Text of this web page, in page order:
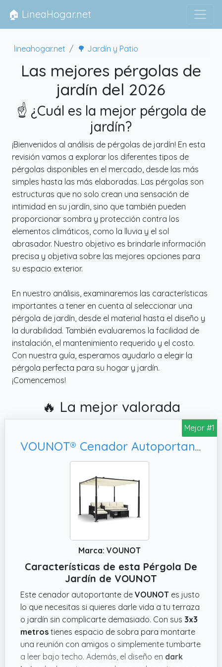
🏠 LineaHogar.net
lineahogar.net 🌳 Jardín y Patio
Las mejores pérgolas de
jardín del 2026
☝️ ¿Cuál es la mejor pérgola de
jardín?
¡Bienvenidos al análisis de pérgolas de jardín! En esta
revisión vamos a explorar los diferentes tipos de
pérgolas disponibles en el mercado, desde las más
simples hasta las más elaboradas. Las pérgolas son
estructuras que no solo crean una sensación de
intimidad en su jardín, sino que también pueden
proporcionar sombra y protección contra los
elementos climáticos, como la lluvia y el sol
abrasador. Nuestro objetivo es brindarle información
precisa y objetiva sobre las mejores opciones para
su espacio exterior.
En nuestro análisis, examinaremos las características
importantes a tener en cuenta al seleccionar una
pérgola de jardín, desde el material hasta el diseño y
la durabilidad. También evaluaremos la facilidad de
instalación, el mantenimiento requerido y el costo.
Con nuestra guía, esperamos ayudarlo a elegir la
pérgola perfecta para su hogar y jardín.
¡Comencemos!
🔥 La mejor valorada
Mejor #1
VOUNOT® Cenador Autoportante 3x3m con Techo Retráctil, Diseño Elegante Patio Terraza Exterior Beige Oscuro
Marca: VOUNOT
Características de esta Pérgola De
Jardín de VOUNOT
Este cenador autoportante de VOUNOT es justo
lo que necesitas si quieres darle vida a tu terraza
o jardín sin complicarte demasiado. Con sus 3x3
metros tienes espacio de sobra para montarte
una reunión con amigos o simplemente tumbarte
a leer bajo techo. Además, el diseño en dark